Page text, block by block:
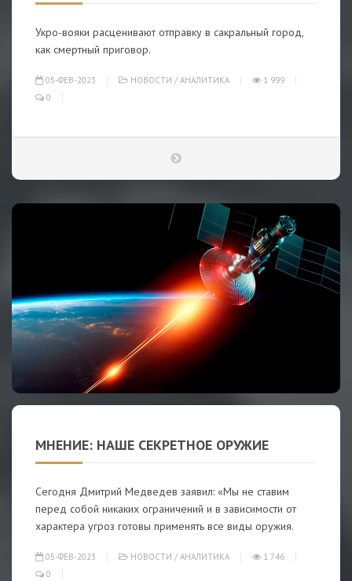
Укро-вояки расценивают отправку в сакральный город,
как смертный приговор.
05-ФЕВ-2023 НОВОСТИ / АНАЛИТИКА
1 999
0
МНЕНИЕ: НАШЕ СЕКРЕТНОЕ ОРУЖИЕ
Сегодня Дмитрий Медведев заявил: «Мы не ставим
перед собой никаких ограничений и в зависимости от
характера угроз готовы применять все виды оружия.
05-ФЕВ-2023 НОВОСТИ / АНАЛИТИКА
1 746
0